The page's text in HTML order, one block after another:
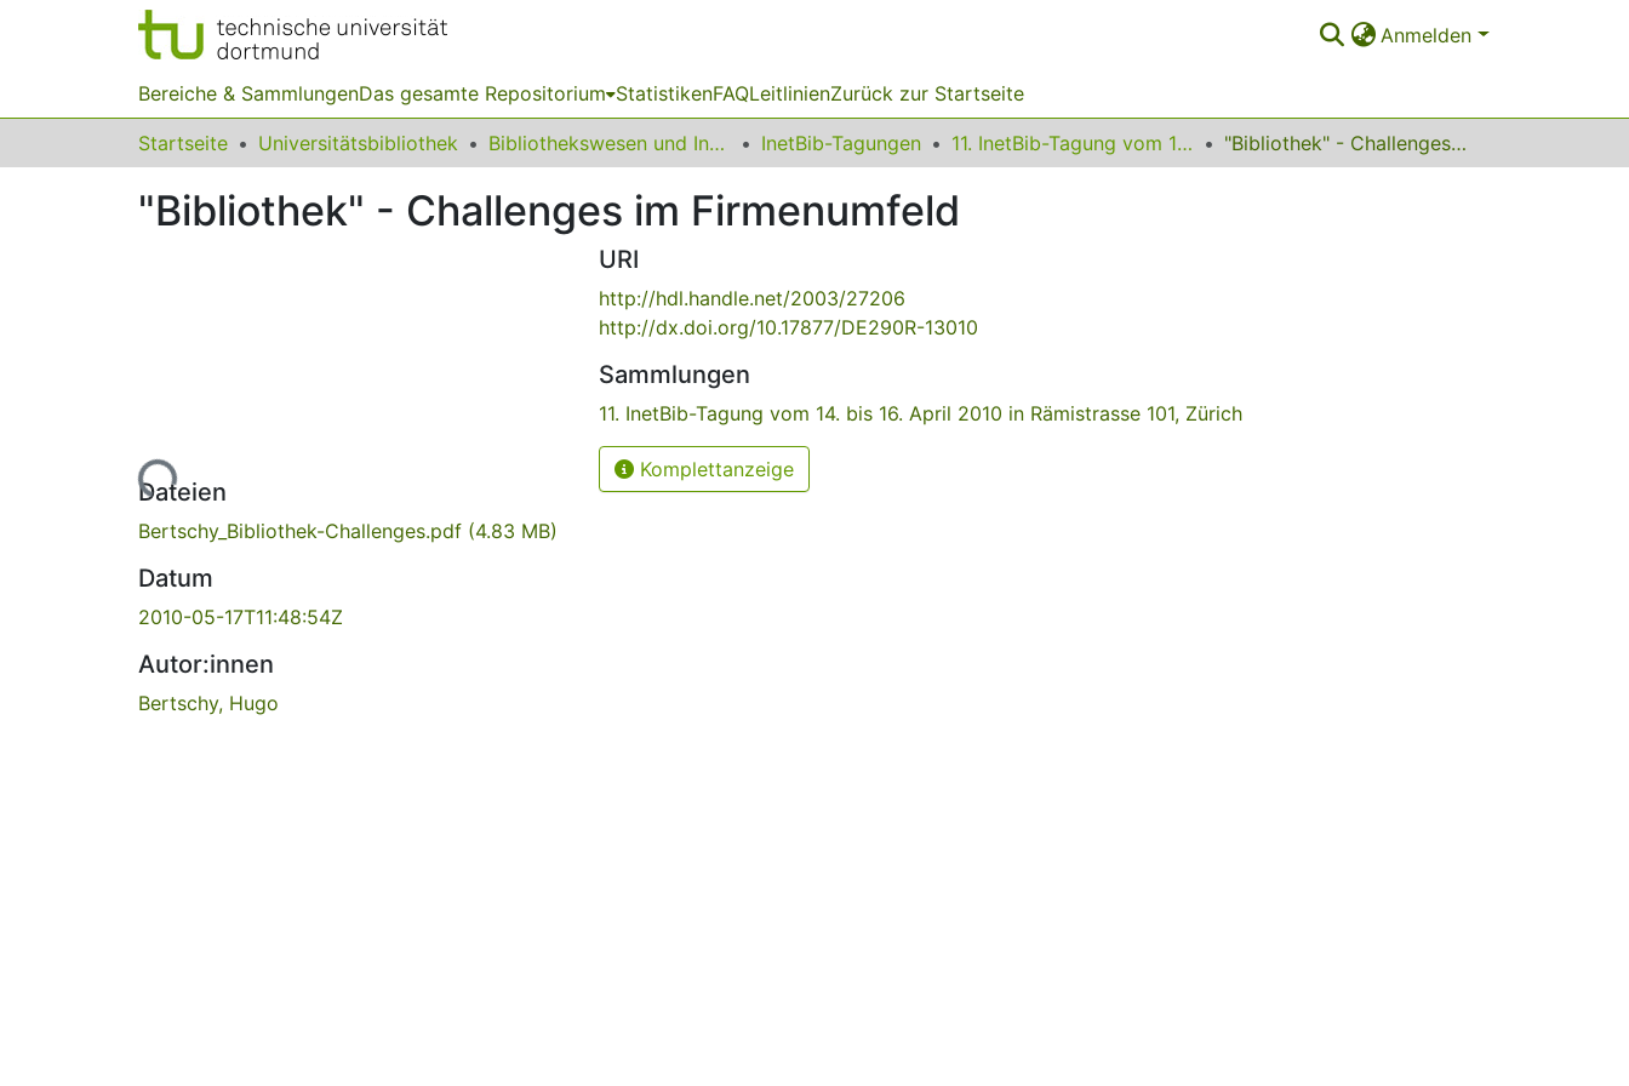
Anmelden
Bereiche & SammlungenDas gesamte Repositorium StatistikenFAQLeitlinienZurück zur Startseite
Startseite Universitätsbibliothek Bibliothekswesen und Information InetBib-Tagungen 11. InetBib-Tagung vom 14. bis 16. April 2010 in Rämistrasse 101, Zürich "Bibliothek" - Challenges im Firmenumfeld
"Bibliothek" - Challenges im Firmenumfeld
Lade...
Dateien
Bertschy_Bibliothek-Challenges.pdf (4.83 MB)
Datum
2010-05-17T11:48:54Z
Autor:innen
Bertschy, Hugo
URI
http://hdl.handle.net/2003/27206
http://dx.doi.org/10.17877/DE290R-13010
Sammlungen
11. InetBib-Tagung vom 14. bis 16. April 2010 in Rämistrasse 101, Zürich
Komplettanzeige